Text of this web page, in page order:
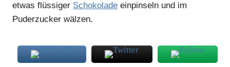
etwas flüssiger Schokolade einpinseln und im
Puderzucker wälzen.